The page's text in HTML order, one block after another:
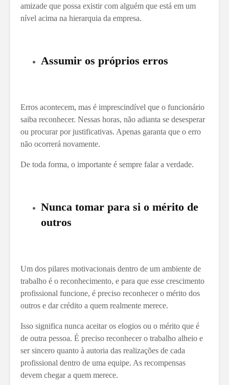
amizade que possa existir com alguém que está em um
nível acima na hierarquia da empresa.
Assumir os próprios erros
Erros acontecem, mas é imprescindível que o funcionário
saiba reconhecer. Nessas horas, não adianta se desesperar
ou procurar por justificativas. Apenas garanta que o erro
não ocorrerá novamente.
De toda forma, o importante é sempre falar a verdade.
Nunca tomar para si o mérito de
outros
Um dos pilares motivacionais dentro de um ambiente de
trabalho é o reconhecimento, e para que esse crescimento
profissional funcione, é preciso reconhecer o mérito dos
outros e dar crédito a quem realmente merece.
Isso significa nunca aceitar os elogios ou o mérito que é
de outra pessoa. É preciso reconhecer o trabalho alheio e
ser sincero quanto à autoria das realizações de cada
profissional dentro de uma equipe. As recompensas
devem chegar a quem merece.